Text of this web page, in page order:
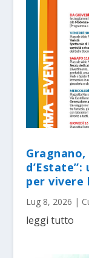
per vivere
Lug 8, 2026 |
leggi tutto